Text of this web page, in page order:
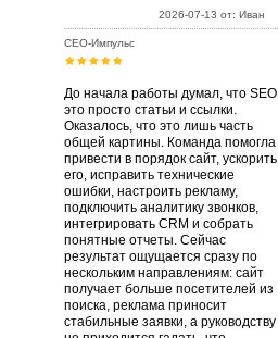
2026-07-13 от: Иван
СЕО-Импульс
До начала работы думал, что SEO
это просто статьи и ссылки.
Оказалось, что это лишь часть
общей картины. Команда помогла
привести в порядок сайт, ускорить
его, исправить технические
ошибки, настроить рекламу,
подключить аналитику звонков,
интегрировать CRM и собрать
понятные отчеты. Сейчас
результат ощущается сразу по
нескольким направлениям: сайт
получает больше посетителей из
поиска, реклама приносит
стабильные заявки, а руководству